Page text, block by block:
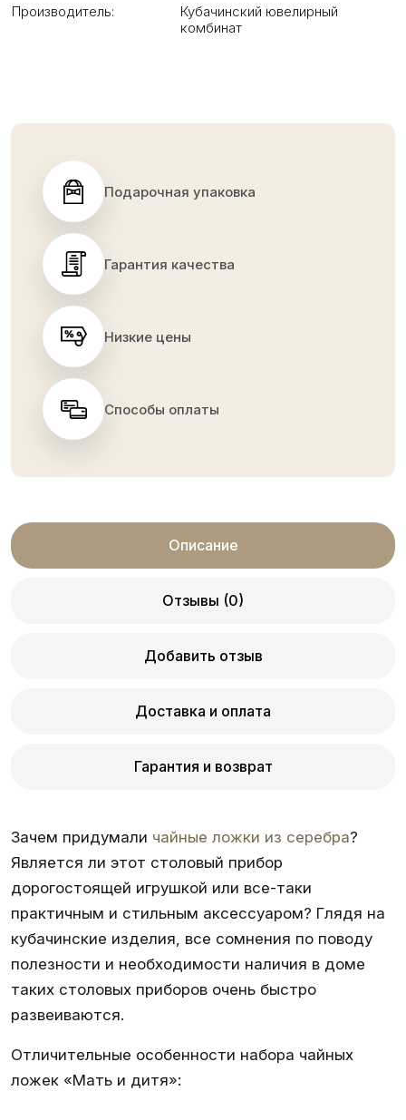
Производитель:
Кубачинский ювелирный
комбинат
Подарочная упаковка
Гарантия качества
Низкие цены
Способы оплаты
Описание
Отзывы (0)
Добавить отзыв
Доставка и оплата
Гарантия и возврат
Зачем придумали чайные ложки из серебра?
Является ли этот столовый прибор
дорогостоящей игрушкой или все-таки
практичным и стильным аксессуаром? Глядя на
кубачинские изделия, все сомнения по поводу
полезности и необходимости наличия в доме
таких столовых приборов очень быстро
развеиваются.
Отличительные особенности набора чайных
ложек «Мать и дитя»: